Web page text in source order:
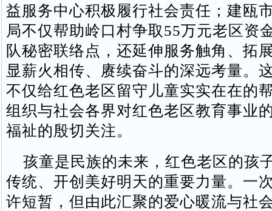
益服务中心积极履行社会责任；建瓯
局不仅帮助岭口村争取55万元老区资
队秘密联络点，还延伸服务触角、拓
显薪火相传、赓续奋斗的深远考量。
不仅给红色老区留守儿童实实在在的
组织与社会各界对红色老区教育事业
福祉的殷切关注。
孩童是民族的未来，红色老区的孩
传统、开创美好明天的重要力量。一
许短暂，但由此汇聚的爱心暖流与社